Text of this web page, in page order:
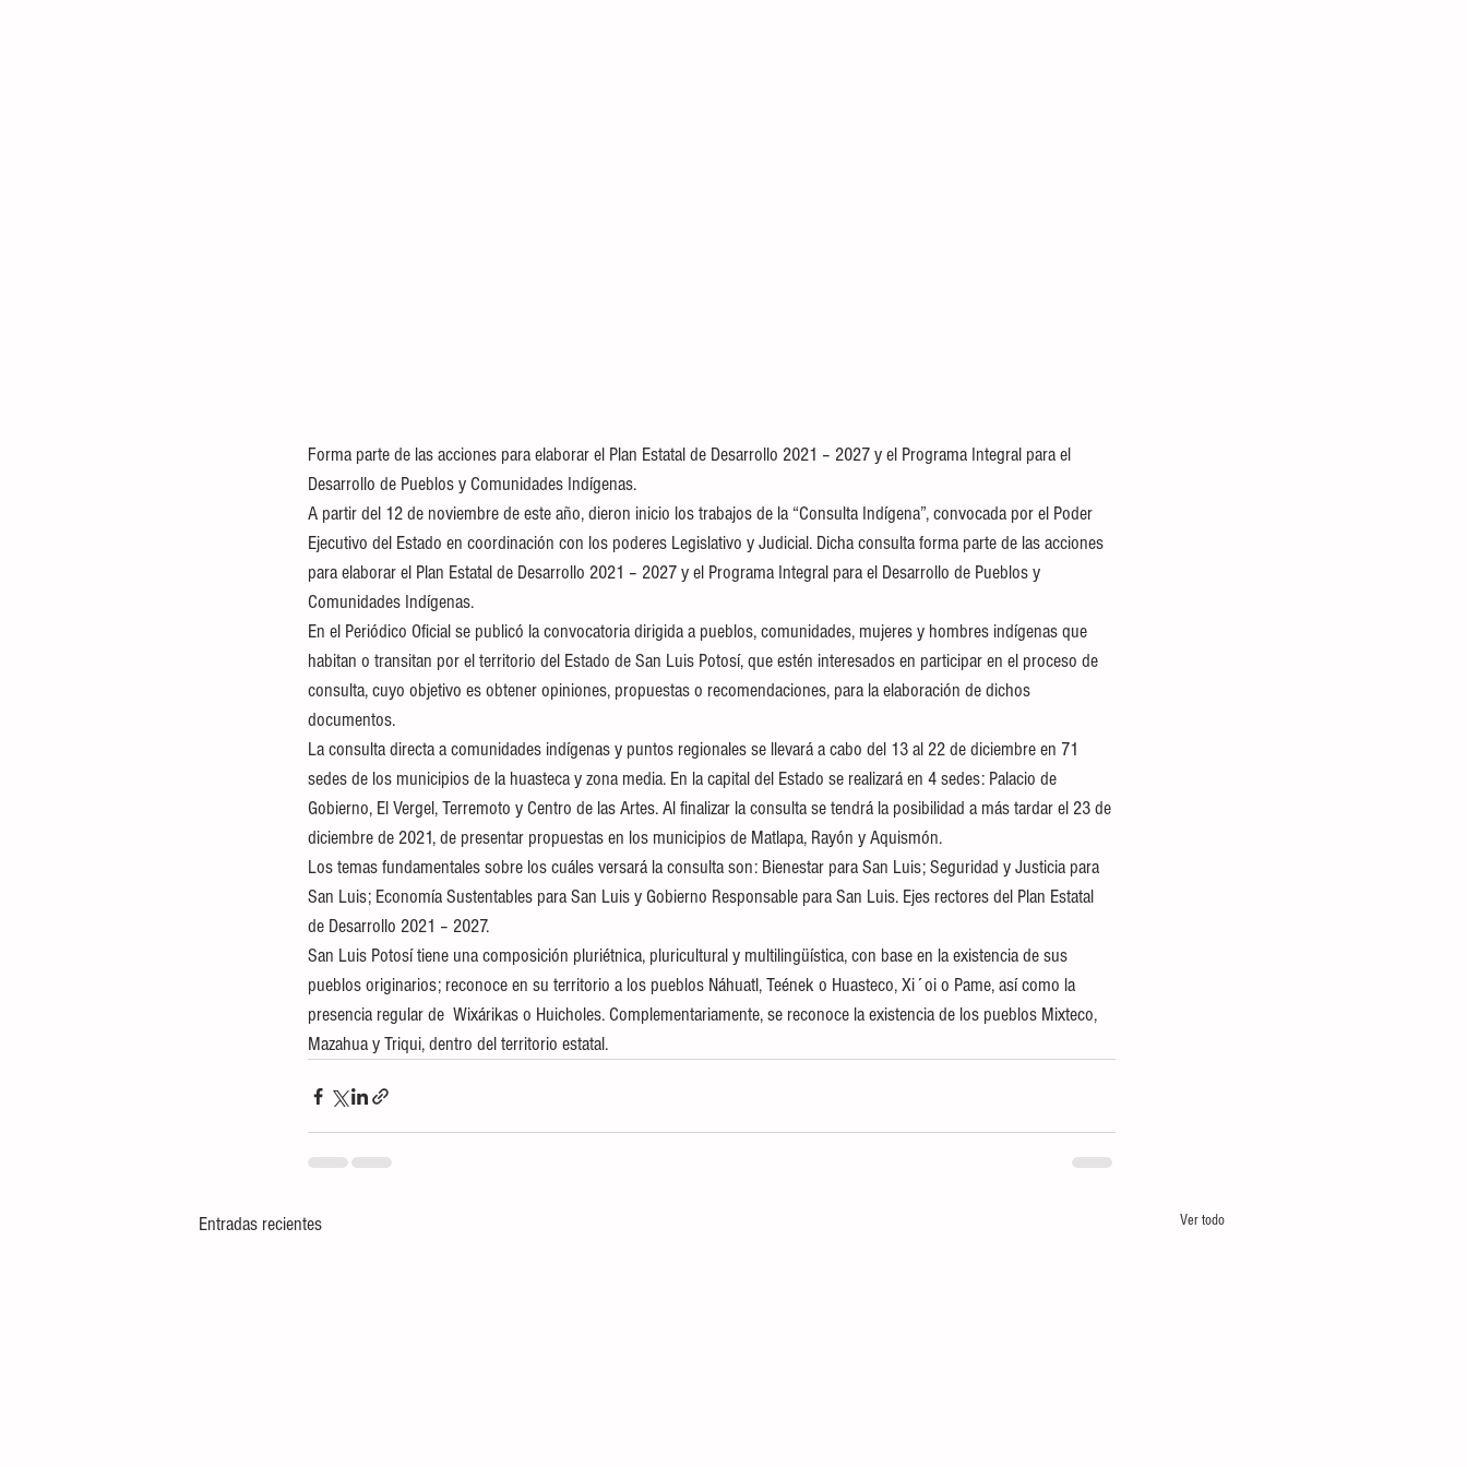
Forma parte de las acciones para elaborar el Plan Estatal de Desarrollo 2021 – 2027 y el Programa Integral para el
Desarrollo de Pueblos y Comunidades Indígenas.
A partir del 12 de noviembre de este año, dieron inicio los trabajos de la “Consulta Indígena”, convocada por el Poder
Ejecutivo del Estado en coordinación con los poderes Legislativo y Judicial. Dicha consulta forma parte de las acciones
para elaborar el Plan Estatal de Desarrollo 2021 – 2027 y el Programa Integral para el Desarrollo de Pueblos y
Comunidades Indígenas.
En el Periódico Oficial se publicó la convocatoria dirigida a pueblos, comunidades, mujeres y hombres indígenas que
habitan o transitan por el territorio del Estado de San Luis Potosí, que estén interesados en participar en el proceso de
consulta, cuyo objetivo es obtener opiniones, propuestas o recomendaciones, para la elaboración de dichos
documentos.
La consulta directa a comunidades indígenas y puntos regionales se llevará a cabo del 13 al 22 de diciembre en 71
sedes de los municipios de la huasteca y zona media. En la capital del Estado se realizará en 4 sedes: Palacio de
Gobierno, El Vergel, Terremoto y Centro de las Artes. Al finalizar la consulta se tendrá la posibilidad a más tardar el 23 de
diciembre de 2021, de presentar propuestas en los municipios de Matlapa, Rayón y Aquismón.
Los temas fundamentales sobre los cuáles versará la consulta son: Bienestar para San Luis; Seguridad y Justicia para
San Luis; Economía Sustentables para San Luis y Gobierno Responsable para San Luis. Ejes rectores del Plan Estatal
de Desarrollo 2021 – 2027.
San Luis Potosí tiene una composición pluriétnica, pluricultural y multilingüística, con base en la existencia de sus
pueblos originarios; reconoce en su territorio a los pueblos Náhuatl, Teének o Huasteco, Xi´oi o Pame, así como la
presencia regular de  Wixárikas o Huicholes. Complementariamente, se reconoce la existencia de los pueblos Mixteco,
Mazahua y Triqui, dentro del territorio estatal.
Entradas recientes Ver todo